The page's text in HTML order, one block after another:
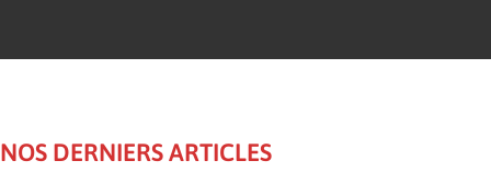
NOS DERNIERS ARTICLES